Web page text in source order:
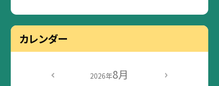
カレンダー
2026年8月